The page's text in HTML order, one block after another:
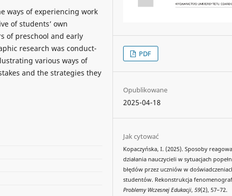
ways of experiencing work
of students’ own
of preschool and early
research was conduct­
various ways of
and the strategies they
PDF
Opublikowane
2025-04-18
Jak cytować
Kopaczyńska, I. (2025). Sposoby
działania nauczycieli w sytuacjach
błędów przez uczniów w
studentów. Rekonstrukcja
Problemy Wczesnej Edukacji,59(2), 57–72.